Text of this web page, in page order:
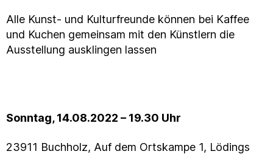
Alle Kunst- und Kulturfreunde können bei Kaffee
und Kuchen gemeinsam mit den Künstlern die
Ausstellung ausklingen lassen
Sonntag, 14.08.2022 – 19.30 Uhr
23911 Buchholz, Auf dem Ortskampe 1, Lödings